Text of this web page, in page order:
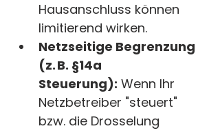
Hausanschluss können
limitierend wirken.
Netzseitige Begrenzung
(z. B. §14a
Steuerung): Wenn Ihr
Netzbetreiber "steuert"
bzw. die Drosselung